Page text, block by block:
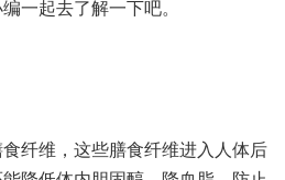
一起去了解一下吧。
纤维，这些膳食纤维进入人体后